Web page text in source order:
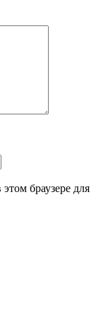
браузере для